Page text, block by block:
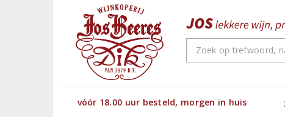
vóór 18.00 uur besteld, morgen in huis